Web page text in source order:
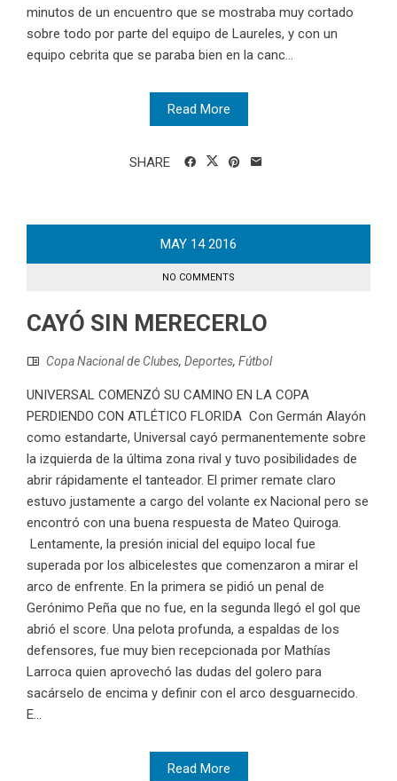
minutos de un encuentro que se mostraba muy cortado
sobre todo por parte del equipo de Laureles, y con un
equipo cebrita que se paraba bien en la canc...
Read More
SHARE
MAY 14 2016
NO COMMENTS
CAYÓ SIN MERECERLO
Copa Nacional de Clubes, Deportes, Fútbol
UNIVERSAL COMENZÓ SU CAMINO EN LA COPA
PERDIENDO CON ATLÉTICO FLORIDA Con Germán Alayón
como estandarte, Universal cayó permanentemente sobre
la izquierda de la última zona rival y tuvo posibilidades de
abrir rápidamente el tanteador. El primer remate claro
estuvo justamente a cargo del volante ex Nacional pero se
encontró con una buena respuesta de Mateo Quiroga.
Lentamente, la presión inicial del equipo local fue
superada por los albicelestes que comenzaron a mirar el
arco de enfrente. En la primera se pidió un penal de
Gerónimo Peña que no fue, en la segunda llegó el gol que
abrió el score. Una pelota profunda, a espaldas de los
defensores, fue muy bien recepcionada por Mathías
Larroca quien aprovechó las dudas del golero para
sacárselo de encima y definir con el arco desguarnecido.
E...
Read More